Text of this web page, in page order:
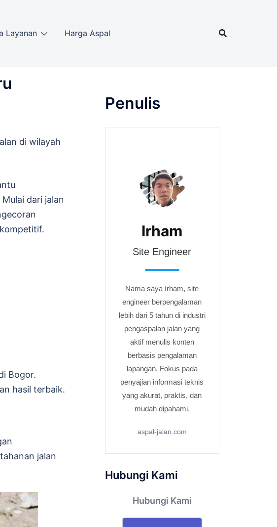
Layanan Harga Aspal
di wilayah
dari jalan
Bogor.
hasil terbaik.
jalan
Penulis
Irham
Site Engineer
Nama saya Irham, site
engineer berpengalaman
lebih dari 5 tahun di industri
pengaspalan jalan yang
aktif menulis konten
berbasis pengalaman
lapangan. Fokus pada
penyajian informasi teknis
yang akurat, praktis, dan
mudah dipahami.
aspal-jalan.com
Hubungi Kami
Hubungi Kami